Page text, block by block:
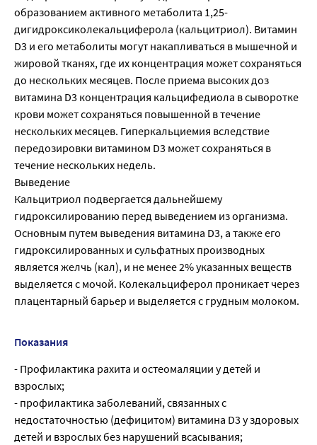
образованием активного метаболита 1,25-
дигидроксиколекальциферола (кальцитриол). Витамин
D3 и его метаболиты могут накапливаться в мышечной и
жировой тканях, где их концентрация может сохраняться
до нескольких месяцев. После приема высоких доз
витамина D3 концентрация кальцифедиола в сыворотке
крови может сохраняться повышенной в течение
нескольких месяцев. Гиперкальциемия вследствие
передозировки витамином D3 может сохраняться в
течение нескольких недель.
Выведение
Кальцитриол подвергается дальнейшему
гидроксилированию перед выведением из организма.
Основным путем выведения витамина D3, а также его
гидроксилированных и сульфатных производных
является желчь (кал), и не менее 2% указанных веществ
выделяется с мочой. Колекальциферол проникает через
плацентарный барьер и выделяется с грудным молоком.
Показания
- Профилактика рахита и остеомаляции у детей и
взрослых;
- профилактика заболеваний, связанных с
недостаточностью (дефицитом) витамина D3 у здоровых
детей и взрослых без нарушений всасывания;